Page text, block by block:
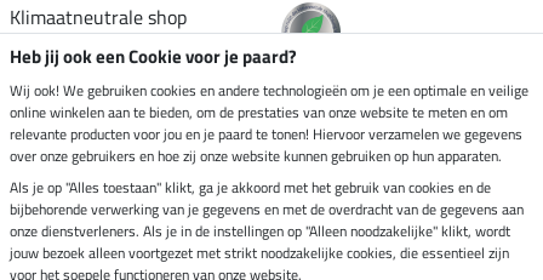
Klimaatneutrale shop
Verzending per
Veilig betalen met
Heb jij ook een Cookie voor je paard?
Wij ook! We gebruiken cookies en andere technologieën om je een optimale en veilige
online winkelen aan te bieden, om de prestaties van onze website te meten en om
relevante producten voor jou en je paard te tonen! Hiervoor verzamelen we gegevens
over onze gebruikers en hoe zij onze website kunnen gebruiken op hun apparaten.
Als je op "Alles toestaan" klikt, ga je akkoord met het gebruik van cookies en de
bijbehorende verwerking van je gegevens en met de overdracht van de gegevens aan
onze dienstverleners. Als je in de instellingen op "Alleen noodzakelijke" klikt, wordt
jouw bezoek alleen voortgezet met strikt noodzakelijke cookies, die essentieel zijn
voor het soepele functioneren van onze website.